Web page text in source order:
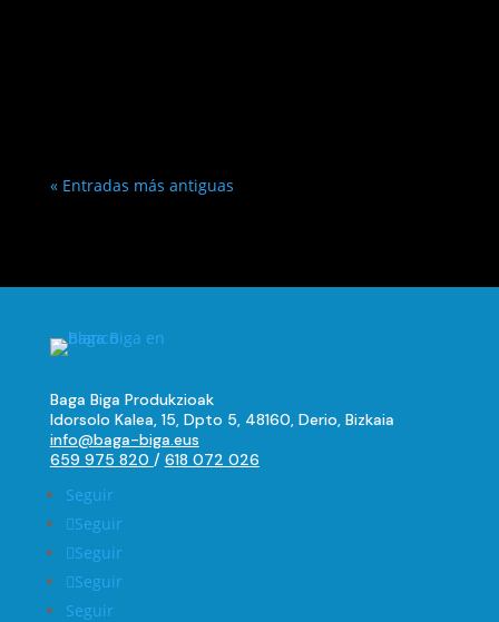
« Entradas más antiguas
Baga Biga Produkzioak
Idorsolo Kalea, 15, Dpto 5, 48160, Derio, Bizkaia
info@baga-biga.eus
659 975 820 / 618 072 026
Seguir
Seguir
Seguir
Seguir
Seguir